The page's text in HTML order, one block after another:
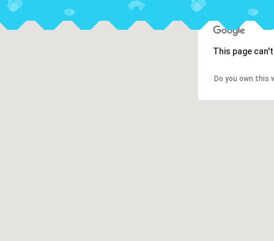
This page
Do you own this